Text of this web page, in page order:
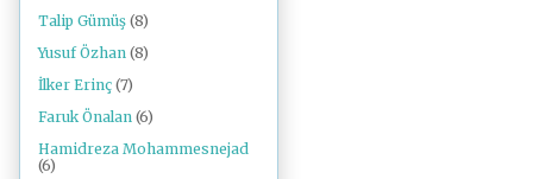
Talip Gümüş (8)
Yusuf Özhan (8)
İlker Erinç (7)
Faruk Önalan (6)
Hamidreza Mohammesnejad
(6)